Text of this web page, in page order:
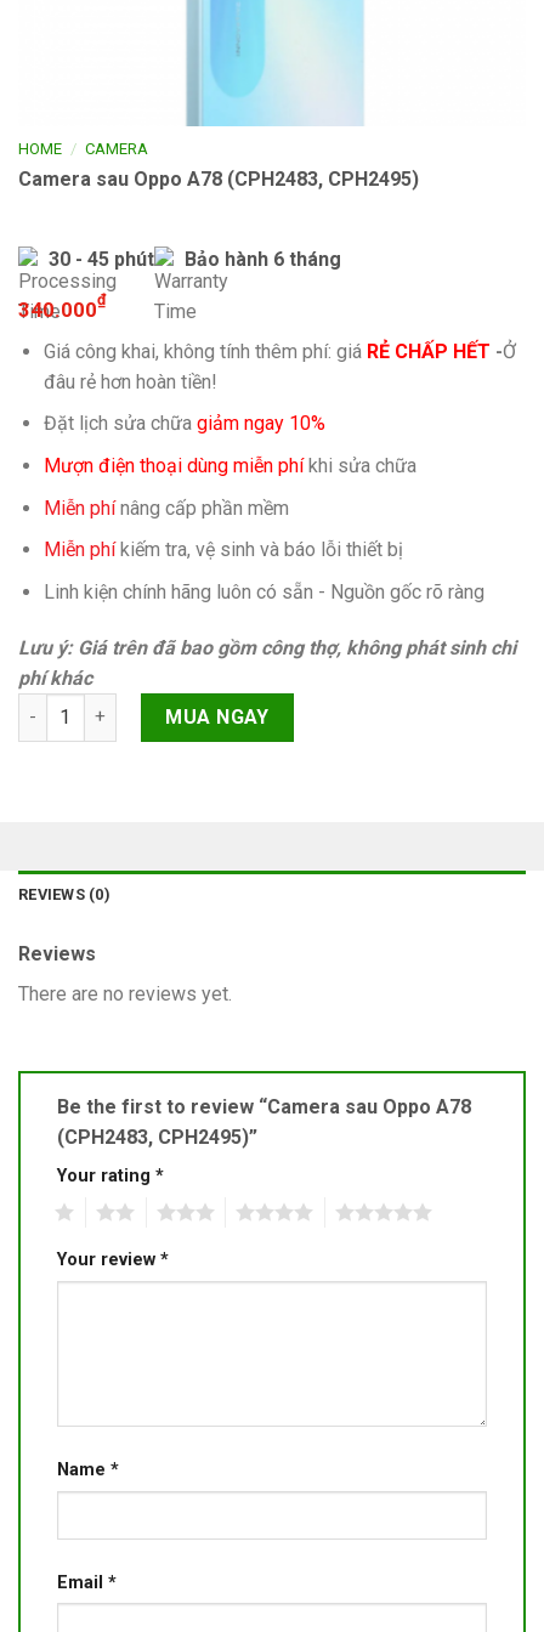
HOME / CAMERA
Camera sau Oppo A78 (CPH2483, CPH2495)
30 - 45 phút Bảo hành 6 tháng
340.000₫
Giá công khai, không tính thêm phí: giá RẺ CHẤP HẾT -Ở
đâu rẻ hơn hoàn tiền!
Đặt lịch sửa chữa giảm ngay 10%
Mượn điện thoại dùng miễn phíkhi sửa chữa
Miễn phínâng cấp phần mềm
Miễn phíkiếm tra, vệ sinh và báo lỗi thiết bị
Linh kiện chính hãng luôn có sẵn - Nguồn gốc rõ ràng
Lưu ý: Giá trên đã bao gồm công thợ, không phát sinh chi
phí khác
Camera sau Oppo A78 (CPH2483, CPH2495) quantity
MUA NGAY
REVIEWS (0)
Reviews
There are no reviews yet.
Be the first to review “Camera sau Oppo A78
(CPH2483, CPH2495)”
Your rating *
Your review *
Name *
Email *